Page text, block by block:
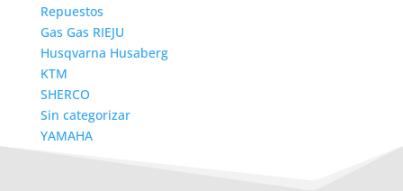
Repuestos
Gas Gas RIEJU
Husqvarna Husaberg
KTM
SHERCO
Sin categorizar
YAMAHA